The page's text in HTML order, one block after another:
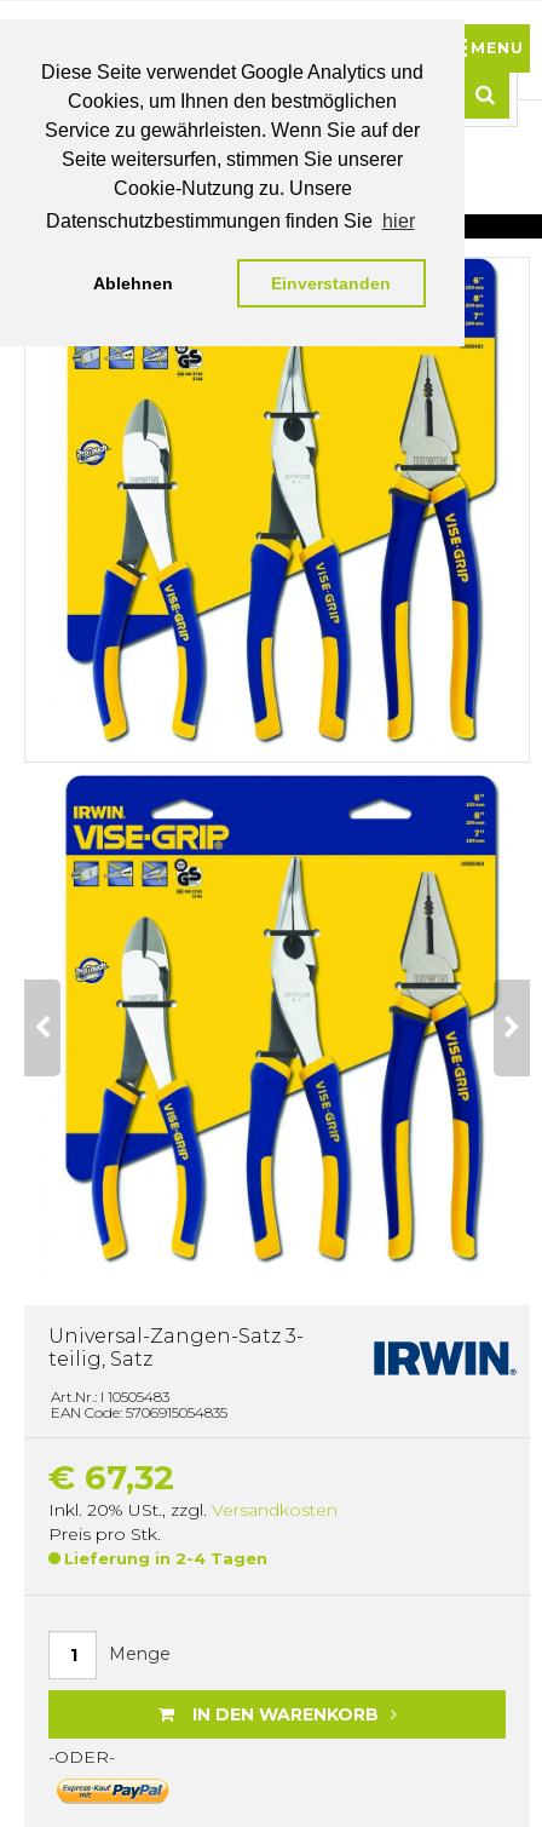
Diese Seite verwendet Google Analytics und
Cookies, um Ihnen den bestmöglichen
Service zu gewährleisten. Wenn Sie auf der
Seite weitersurfen, stimmen Sie unserer
Cookie-Nutzung zu. Unsere
Datenschutzbestimmungen finden Sie hier
Ablehnen Einverstanden
BRUTTO
PREISE
MEIN
WUNSCHLISTE
Universal-Zangen-Satz 3-
teilig, Satz
Art.Nr.: I 10505483
EAN Code: 5706915054835
€ 67,32
Inkl. 20% USt., zzgl. Versandkosten
Preis pro Stk.
Lieferung in 2-4 Tagen
Menge
IN DEN WARENKORB
-ODER-